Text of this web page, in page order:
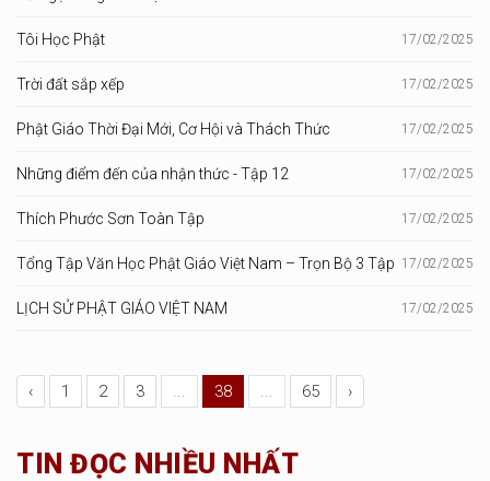
Tôi Học Phật 17/02/2025
Trời đất sắp xếp 17/02/2025
Phật Giáo Thời Đại Mới, Cơ Hội và Thách Thức 17/02/2025
Những điểm đến của nhận thức - Tập 12 17/02/2025
Thích Phước Sơn Toàn Tập 17/02/2025
Tổng Tập Văn Học Phật Giáo Việt Nam – Trọn Bộ 3 Tập 17/02/2025
LỊCH SỬ PHẬT GIÁO VIỆT NAM 17/02/2025
‹ 1 2 3 ... 38 ... 65 ›
TIN ĐỌC NHIỀU NHẤT